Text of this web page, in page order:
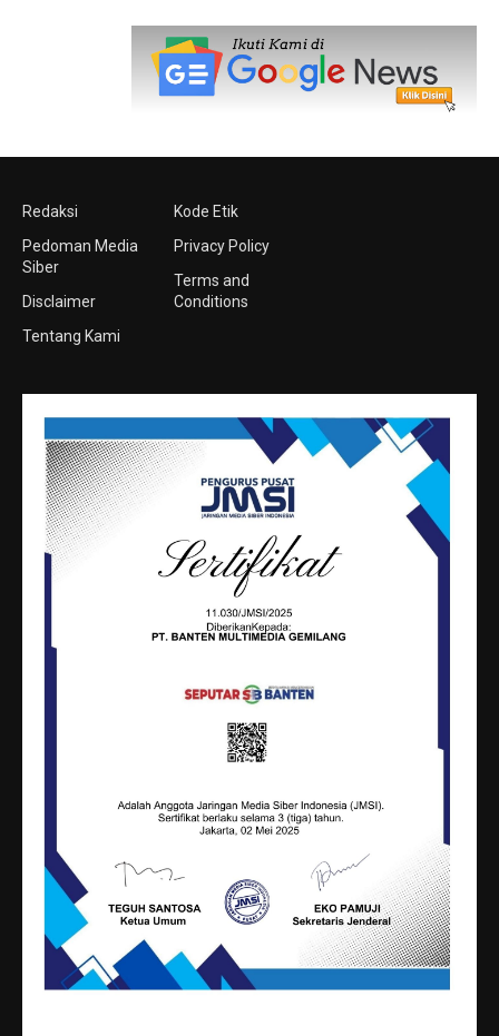
Redaksi
Pedoman Media
Siber
Disclaimer
Tentang Kami
Kode Etik
Privacy Policy
Terms and
Conditions